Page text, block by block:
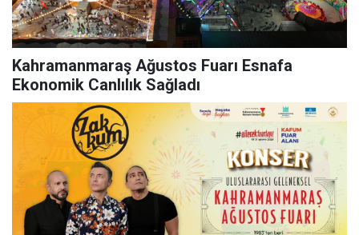
Kahramanmaraş Ağustos Fuarı Esnafa
Ekonomik Canlılık Sağladı